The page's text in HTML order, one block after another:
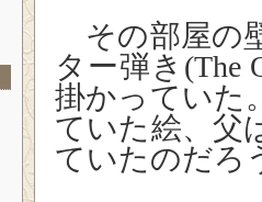
その部屋の
ター弾き(The
掛かっていた
ていた絵、父
ていたのだろ